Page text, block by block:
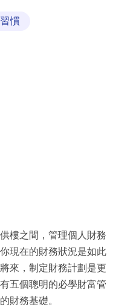
習慣
供樓之間，管理個人財務
現在的財務狀況是如此
來，制定財務計劃是更
五個聰明的必學財富管
的財務基礎。